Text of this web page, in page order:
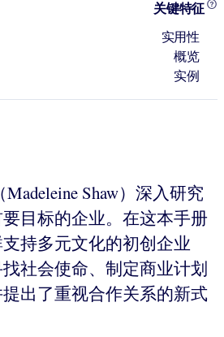
关键特征
实用性
概览
实例
Shaw）深入研究
目标的企业。在这本手册
持多元文化的初创企业
社会使命、制定商业计划
出了重视合作关系的新式